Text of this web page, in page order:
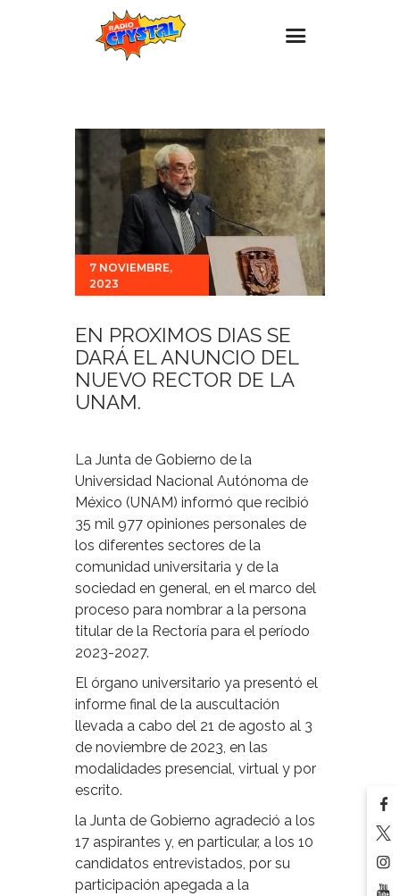
Estaciones
Eventos
Promociones
Noticias
Para ti
Contacto
7 NOVIEMBRE,
2023
EN PROXIMOS DIAS SE
DARÁ EL ANUNCIO DEL
NUEVO RECTOR DE LA
UNAM.
La Junta de Gobierno de la
Universidad Nacional Autónoma de
México (UNAM) informó que recibió
35 mil 977 opiniones personales de
los diferentes sectores de la
comunidad universitaria y de la
sociedad en general, en el marco del
proceso para nombrar a la persona
titular de la Rectoría para el período
2023-2027.
El órgano universitario ya presentó el
informe final de la auscultación
llevada a cabo del 21 de agosto al 3
de noviembre de 2023, en las
modalidades presencial, virtual y por
escrito.
la Junta de Gobierno agradeció a los
17 aspirantes y, en particular, a los 10
candidatos entrevistados, por su
participación apegada a la